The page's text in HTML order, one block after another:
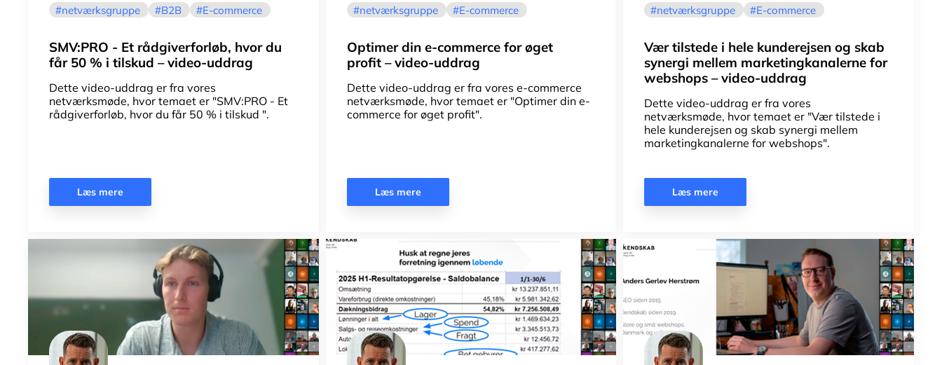
netværksgruppe B2B E-commerce
SMV:PRO - Et rådgiverforløb, hvor du
får 50 % i tilskud – video-uddrag
Dette video-uddrag er fra vores
netværksmøde, hvor temaet er "SMV:PRO - Et
rådgiverforløb, hvor du får 50 % i tilskud ".
Læs mere
netværksgruppe E-commerce
Optimer din e-commerce for øget
profit – video-uddrag
Dette video-uddrag er fra vores e-commerce
netværksmøde, hvor temaet er "Optimer din e-
commerce for øget profit".
Læs mere
netværksgruppe E-commerce
Vær tilstede i hele kunderejsen og skab
synergi mellem marketingkanalerne for
webshops – video-uddrag
Dette video-uddrag er fra vores
netværksmøde, hvor temaet er "Vær tilstede i
hele kunderejsen og skab synergi mellem
marketingkanalerne for webshops".
Læs mere